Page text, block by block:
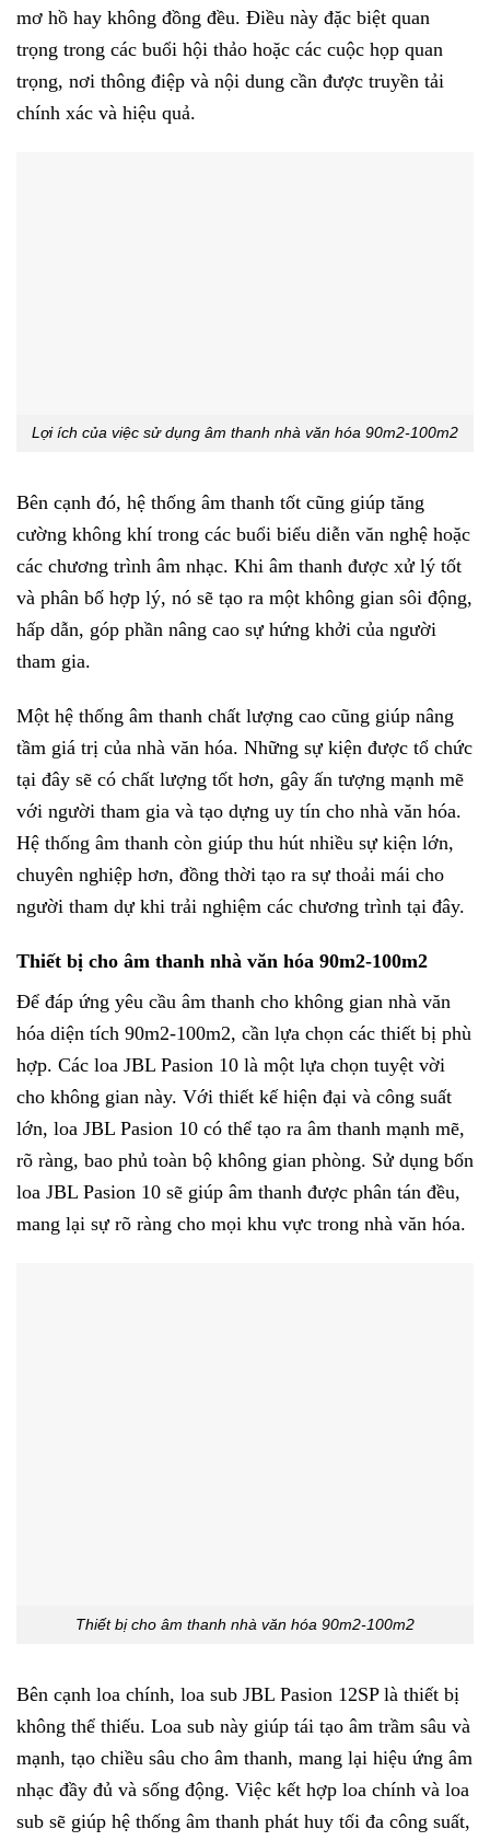
mơ hồ hay không đồng đều. Điều này đặc biệt quan
trọng trong các buổi hội thảo hoặc các cuộc họp quan
trọng, nơi thông điệp và nội dung cần được truyền tải
chính xác và hiệu quả.
Lợi ích của việc sử dụng âm thanh nhà văn hóa 90m2-100m2
Bên cạnh đó, hệ thống âm thanh tốt cũng giúp tăng
cường không khí trong các buổi biểu diễn văn nghệ hoặc
các chương trình âm nhạc. Khi âm thanh được xử lý tốt
và phân bố hợp lý, nó sẽ tạo ra một không gian sôi động,
hấp dẫn, góp phần nâng cao sự hứng khởi của người
tham gia.
Một hệ thống âm thanh chất lượng cao cũng giúp nâng
tầm giá trị của nhà văn hóa. Những sự kiện được tổ chức
tại đây sẽ có chất lượng tốt hơn, gây ấn tượng mạnh mẽ
với người tham gia và tạo dựng uy tín cho nhà văn hóa.
Hệ thống âm thanh còn giúp thu hút nhiều sự kiện lớn,
chuyên nghiệp hơn, đồng thời tạo ra sự thoải mái cho
người tham dự khi trải nghiệm các chương trình tại đây.
Thiết bị cho âm thanh nhà văn hóa 90m2-100m2
Để đáp ứng yêu cầu âm thanh cho không gian nhà văn
hóa diện tích 90m2-100m2, cần lựa chọn các thiết bị phù
hợp. Các loa JBL Pasion 10 là một lựa chọn tuyệt vời
cho không gian này. Với thiết kế hiện đại và công suất
lớn, loa JBL Pasion 10 có thể tạo ra âm thanh mạnh mẽ,
rõ ràng, bao phủ toàn bộ không gian phòng. Sử dụng bốn
loa JBL Pasion 10 sẽ giúp âm thanh được phân tán đều,
mang lại sự rõ ràng cho mọi khu vực trong nhà văn hóa.
Thiết bị cho âm thanh nhà văn hóa 90m2-100m2
Bên cạnh loa chính, loa sub JBL Pasion 12SP là thiết bị
không thể thiếu. Loa sub này giúp tái tạo âm trầm sâu và
mạnh, tạo chiều sâu cho âm thanh, mang lại hiệu ứng âm
nhạc đầy đủ và sống động. Việc kết hợp loa chính và loa
sub sẽ giúp hệ thống âm thanh phát huy tối đa công suất,